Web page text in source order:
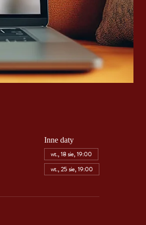
Inne daty
wt., 18 sie, 19:00
wt., 25 sie, 19:00